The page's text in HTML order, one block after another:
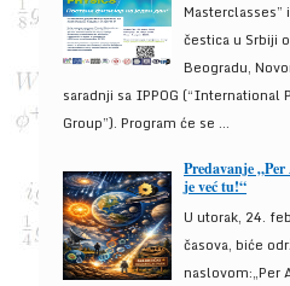
čestica u Srbiji
Beogradu,
saradnji sa IPPOG (“International
Group”). Program će se ...
Predavanje
je već tu!“
U utorak, 24.
časova, biće
naslovom:„Per